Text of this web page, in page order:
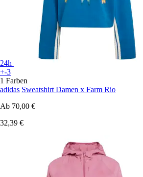
24h
+-3
1 Farben
adidas Sweatshirt Damen x Farm Rio
Ab 70,00 €
32,39 €